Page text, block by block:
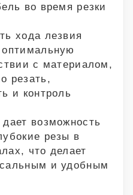
во время резки
хода лезвия
с материалом,
резать,
и контроль
возможность
резы в
что делает
и удобным